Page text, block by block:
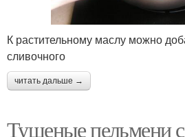
К растительному маслу можно
сливочного
читать дальше →
Тушеные пельмени